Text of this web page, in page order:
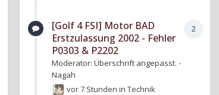
2
[Golf 4 FSI] Motor BAD
Erstzulassung 2002 - Fehler
P0303 & P2202
Moderator: Überschrift angepasst. -
Nagah
vor 7 Stunden inTechnik